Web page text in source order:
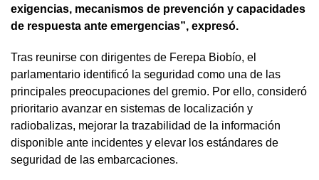
exigencias, mecanismos de prevención y capacidades
de respuesta ante emergencias”, expresó.
Tras reunirse con dirigentes de Ferepa Biobío, el
parlamentario identificó la seguridad como una de las
principales preocupaciones del gremio. Por ello, consideró
prioritario avanzar en sistemas de localización y
radiobalizas, mejorar la trazabilidad de la información
disponible ante incidentes y elevar los estándares de
seguridad de las embarcaciones.